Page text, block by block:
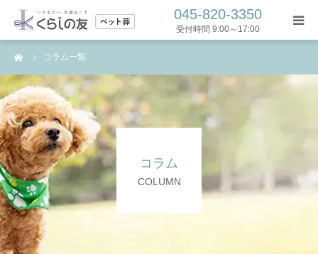
045-820-3350
受付時間 9:00～17:00
コラム一覧
コラム
COLUMN
トップ
ペット葬プラン
葬儀の流れ
コラム